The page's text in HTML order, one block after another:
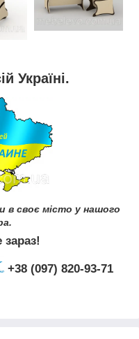
Україні.
в своє місто у нашого
+38 (097) 820-93-71